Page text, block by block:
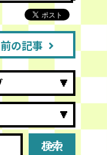
前の記事